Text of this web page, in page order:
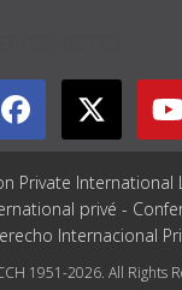
Private International
privé -
Internacional
1951-2026. All Rights